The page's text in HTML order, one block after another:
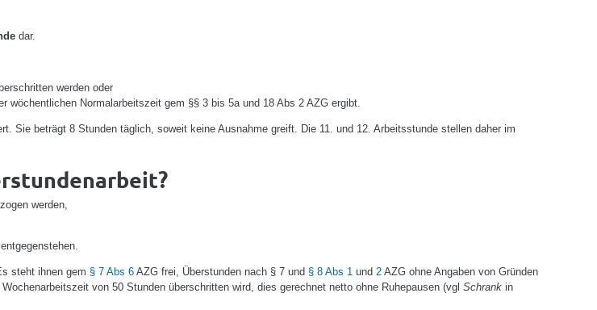
dar.
werden oder
wöchentlichen Normalarbeitszeit gem §§ 3 bis 5a und 18 Abs 2 AZG ergibt.
Sie beträgt 8 Stunden täglich, soweit keine Ausnahme greift. Die 11. und 12. Arbeitsstunde stellen daher im
werden,
steht ihnen gem § 7 Abs 6 AZG frei, Überstunden nach § 7 und § 8 Abs 1 und 2 AZG ohne Angaben von Gründen
von 50 Stunden überschritten wird, dies gerechnet netto ohne Ruhepausen (vgl Schrank in